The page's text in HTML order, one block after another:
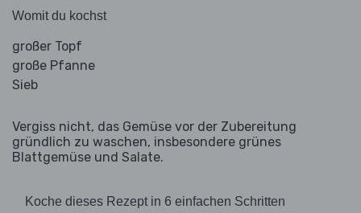
Womit du kochst
großer Topf
große Pfanne
Sieb
Vergiss nicht, das Gemüse vor der Zubereitung
gründlich zu waschen, insbesondere grünes
Blattgemüse und Salate.
Koche dieses Rezept in 6 einfachen Schritten